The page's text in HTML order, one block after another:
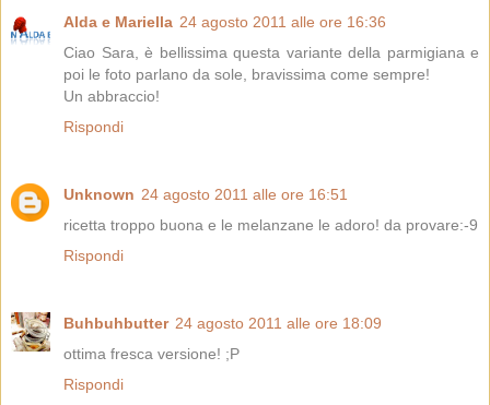
Alda e Mariella 24 agosto 2011 alle ore 16:36
Ciao Sara, è bellissima questa variante della parmigiana e
poi le foto parlano da sole, bravissima come sempre!
Un abbraccio!
Rispondi
Unknown 24 agosto 2011 alle ore 16:51
ricetta troppo buona e le melanzane le adoro! da provare:-9
Rispondi
Buhbuhbutter 24 agosto 2011 alle ore 18:09
ottima fresca versione! ;P
Rispondi